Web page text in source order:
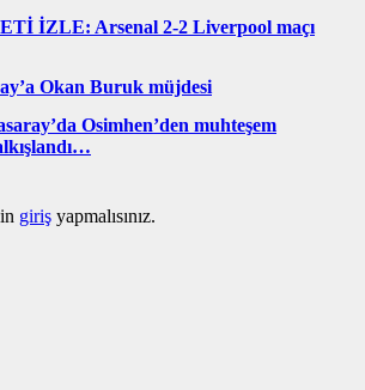
İZLE: Arsenal 2-2 Liverpool maçı
Okan Buruk müjdesi
Osimhen’den muhteşem
giriş yapmalısınız.